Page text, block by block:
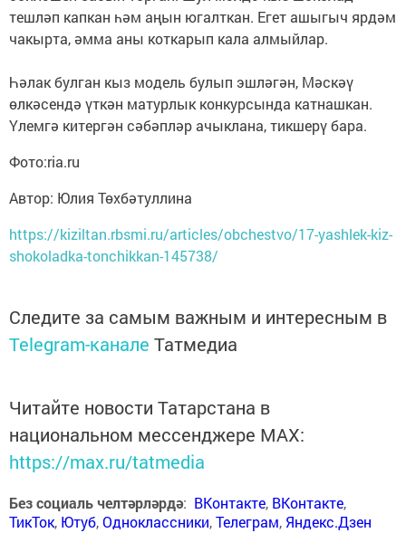
тешләп капкан һәм аңын югалткан. Егет ашыгыч ярдәм
чакырта, әмма аны коткарып кала алмыйлар.
Һәлак булган кыз модель булып эшләгән, Мәскәү
өлкәсендә үткән матурлык конкурсында катнашкан.
Үлемгә китергән сәбәпләр ачыклана, тикшерү бара.
Фото:ria.ru
Автор: Юлия Төхбәтуллина
https://kiziltan.rbsmi.ru/articles/obchestvo/17-yashlek-kiz-
shokoladka-tonchikkan-145738/
Следите за самым важным и интересным в
Telegram-канале Татмедиа
Читайте новости Татарстана в
национальном мессенджере MАХ:
https://max.ru/tatmedia
Без социаль челтәрләрдә: ВКонтакте, ВКонтакте,
ТикТок, Ютуб,Одноклассники,Телеграм, Яндекс.Дзен